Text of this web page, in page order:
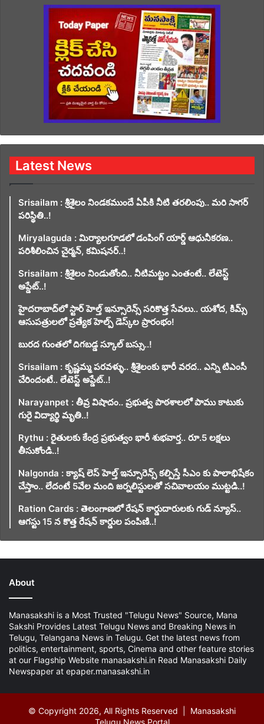
Latest News
Srisailam : శ్రీశైలం నిండకముందే ఏపీకి నీటి తరలింపు.. మరి సాగర్
పరిస్థితి..!
Miryalaguda : మిర్యాలగూడలో డంపింగ్ యార్డ్ ఆధునీకరణ..
పరిశీలించిన చైర్మన్, కమిషనర్..!
Srisailam : శ్రీశైలం నిండుతోంది.. నీటిమట్టం ఎంతంటే.. లేటెస్ట్
అప్డేట్..!
హైదరాబాద్‌లో స్టార్ హెల్త్ ఇన్సూరెన్స్ సరికొత్త సేవలు.. యశోద, కిమ్స్
ఆసుపత్రులలో ప్రత్యేక హెల్ప్ డెస్క్‌ల ప్రారంభం!
బురద గుంతలో దిగబడ్డ స్కూల్ బస్సు..!
Srisailam : కృష్ణమ్మ పరవళ్ళు.. శ్రీశైలంకు భారీ వరద.. ఎన్ని టిఎంసీ
చేరిందంటే.. లేటెస్ట్ అప్డేట్..!
Narayanpet : తీవ్ర విషాదం.. ప్రభుత్వ పాఠశాలలో పాము కాటుకు
గురై విద్యార్థి మృతి..!
Rythu : రైతులకు కేంద్ర ప్రభుత్వం భారీ శుభవార్త.. రూ.5 లక్షలు
తీసుకోండి..!
Nalgonda : క్యాష్ లెస్ హెల్త్ ఇన్సూరెన్స్ కల్పిస్తే సీఎం కు పాలాభిషేకం
చేస్తాం.. లేదంటే 5వేల మంది జర్నలిస్టులతో సచివాలయం ముట్టడి..!
Ration Cards : తెలంగాణలో రేషన్ కార్డుదారులకు గుడ్ న్యూస్..
ఆగస్టు 15 న కొత్త రేషన్ కార్డుల పంపిణి..!
About
Manasakshi is a Most Trusted "Telugu News" Source, Mana
Sakshi Provides Latest Telugu News and Breaking News in
Telugu, Telangana News in Telugu. Get the latest news from
politics, entertainment, sports, Cinema and other feature stories
at our Flagship Website manasakshi.in Read Manasakshi Daily
Newspaper at epaper.manasakshi.in
© Copyright 2026, All Rights Reserved | Manasakshi